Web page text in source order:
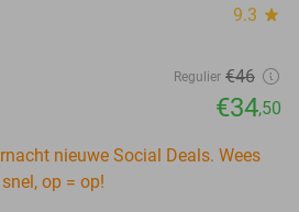
9.3 star
Regulier €46
€34,50
nieuwe Social Deals. Wees
snel, op = op!